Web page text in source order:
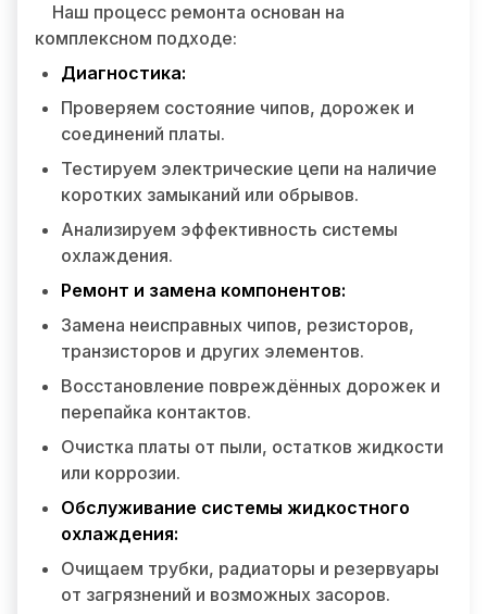
Наш процесс ремонта основан на
комплексном подходе:
Диагностика:
Проверяем состояние чипов, дорожек и
соединений платы.
Тестируем электрические цепи на наличие
коротких замыканий или обрывов.
Анализируем эффективность системы
охлаждения.
Ремонт и замена компонентов:
Замена неисправных чипов, резисторов,
транзисторов и других элементов.
Восстановление повреждённых дорожек и
перепайка контактов.
Очистка платы от пыли, остатков жидкости
или коррозии.
Обслуживание системы жидкостного
охлаждения:
Очищаем трубки, радиаторы и резервуары
от загрязнений и возможных засоров.